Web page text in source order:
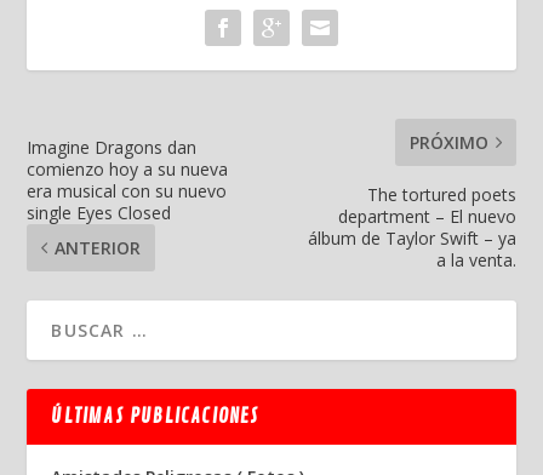
Imagine Dragons dan
comienzo hoy a su nueva
era musical con su nuevo
single Eyes Closed
ANTERIOR
PRÓXIMO
The tortured poets
department – El nuevo
álbum de Taylor Swift – ya
a la venta.
ÚLTIMAS PUBLICACIONES